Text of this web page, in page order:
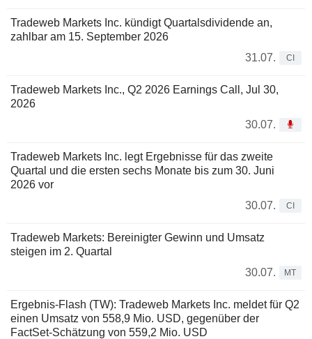
Tradeweb Markets Inc. kündigt Quartalsdividende an,
zahlbar am 15. September 2026
31.07.
CI
Tradeweb Markets Inc., Q2 2026 Earnings Call, Jul 30,
2026
30.07.
Tradeweb Markets Inc. legt Ergebnisse für das zweite
Quartal und die ersten sechs Monate bis zum 30. Juni
2026 vor
30.07.
CI
Tradeweb Markets: Bereinigter Gewinn und Umsatz
steigen im 2. Quartal
30.07.
MT
Ergebnis-Flash (TW): Tradeweb Markets Inc. meldet für Q2
einen Umsatz von 558,9 Mio. USD, gegenüber der
FactSet-Schätzung von 559,2 Mio. USD